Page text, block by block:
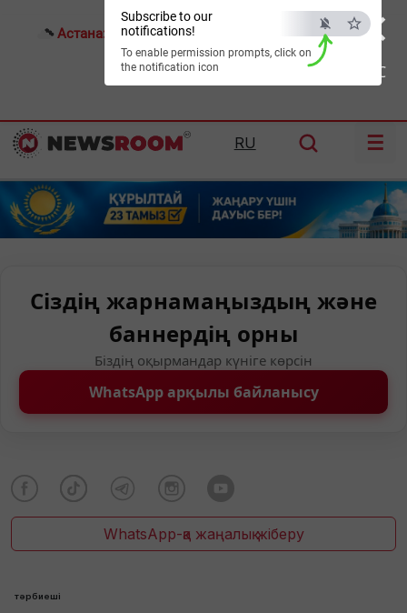
×
ESC
Subscribe to our
notifications!
To enable permission prompts, click on
the notification icon
Астана: 27°C Алматы: Шымкент:36°C
RU ☰
Сіздің жарнамаңыздың және
баннердің орны
Біздің оқырмандар күніге көрсін
WhatsApp арқылы байланысу
WhatsApp-қа жаңалық жіберу
тәрбиеші